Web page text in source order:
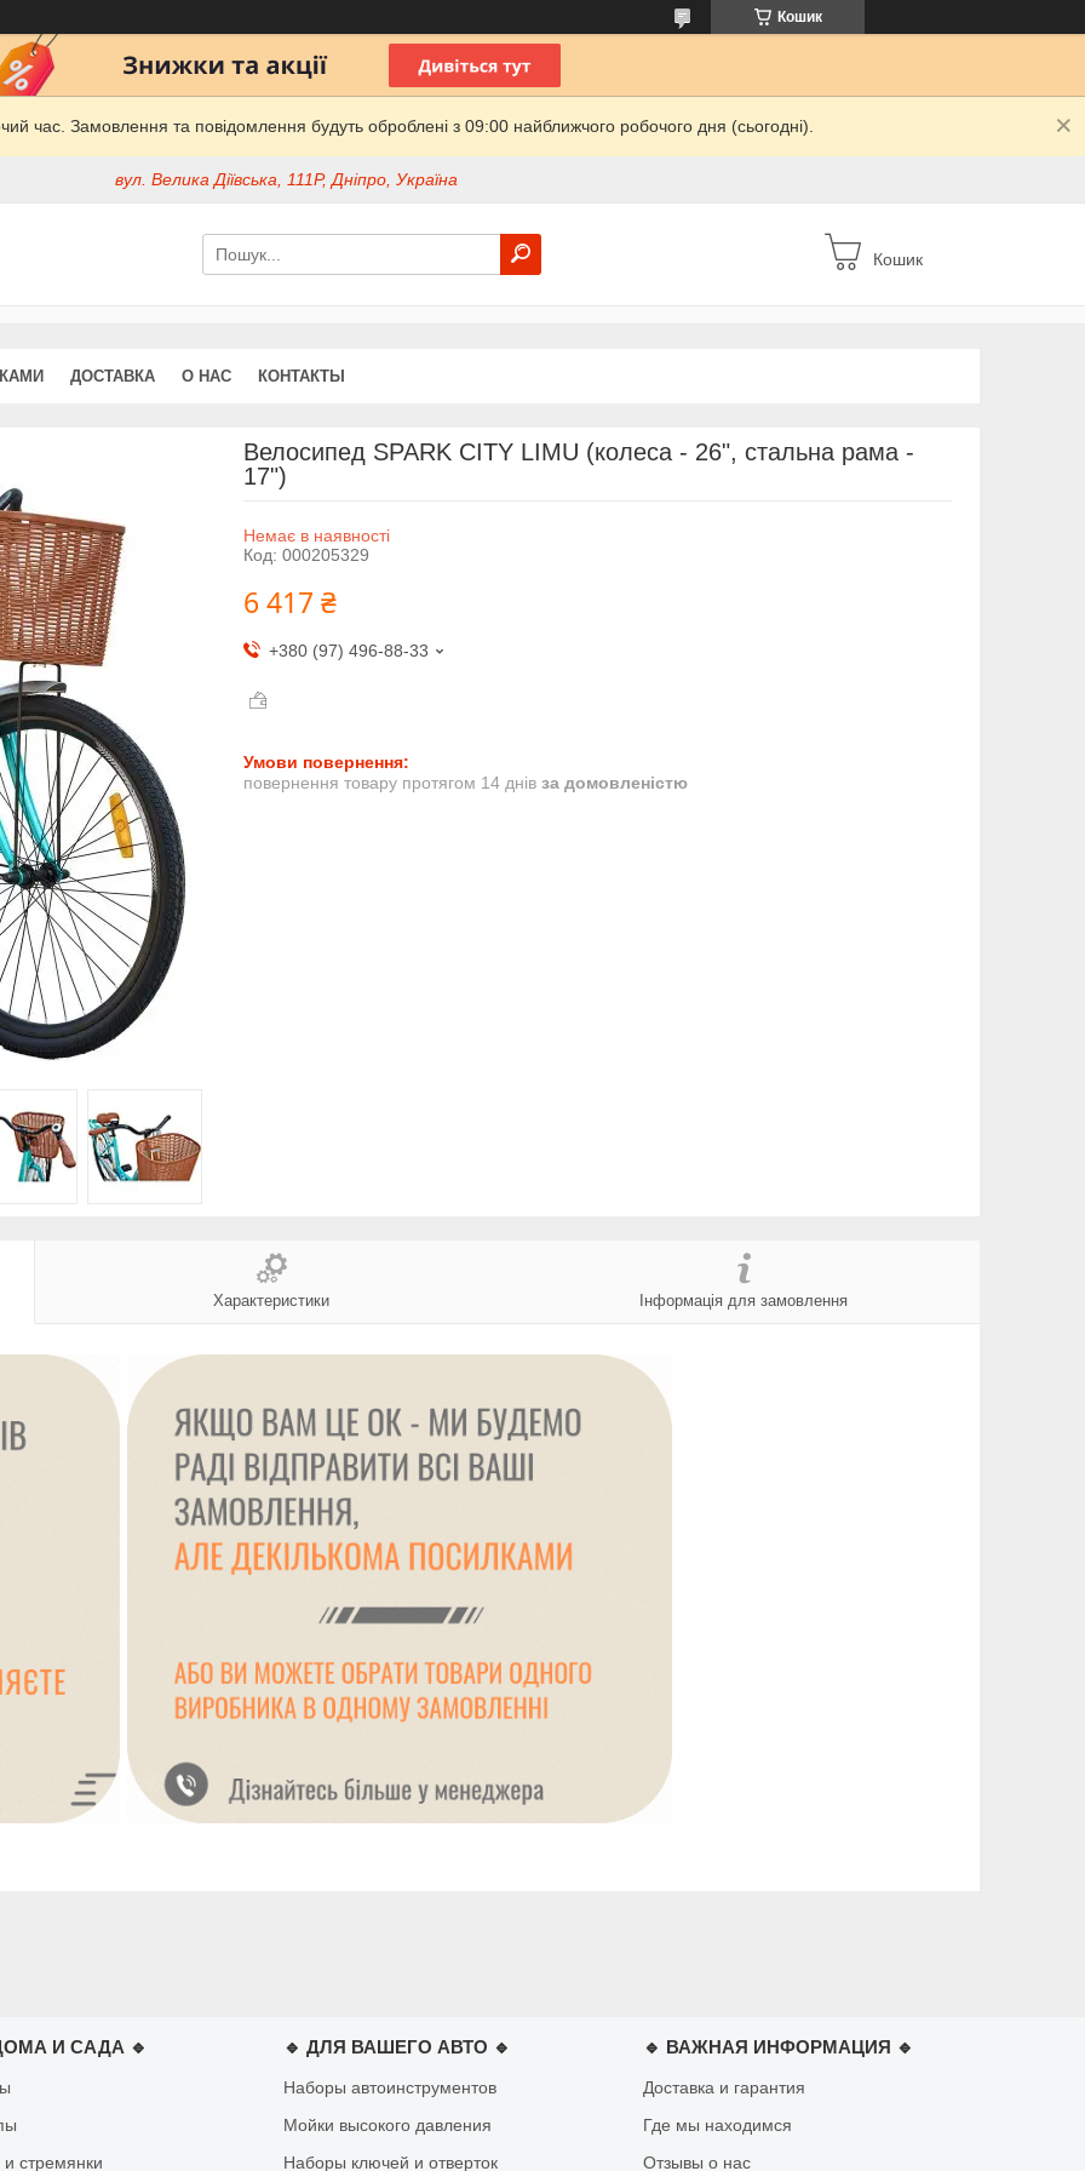
Кошик
час. Замовлення та повідомлення будуть оброблені з 09:00 найближчого робочого дня (сьогодні).
вул. Велика Діївська, 111Р, Дніпро, Україна
Кошик
ДОСТАВКА О НАС КОНТАКТЫ
Велосипед SPARK CITY LIMU (колеса - 26", стальна рама -
17")
Немає в наявності
Код: 000205329
6 417 ₴
+380 (97) 496-88-33
повернення товару протягом 14 днів за домовленістю
Характеристики Інформація для замовлення
И САДА 🔹
стремянки
🔹 ДЛЯ ВАШЕГО АВТО 🔹
Наборы автоинструментов
Мойки высокого давления
Наборы ключей и отверток
🔹 ВАЖНАЯ ИНФОРМАЦИЯ 🔹
Доставка и гарантия
Где мы находимся
Отзывы о нас